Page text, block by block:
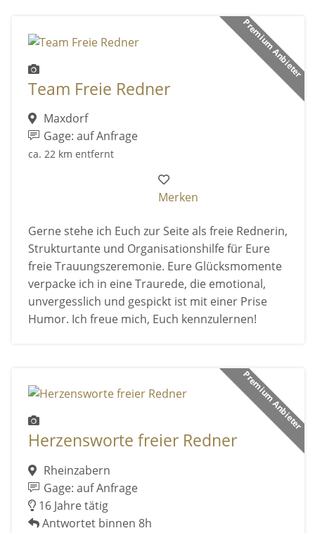
Premium Anbieter
Team Freie Redner
Maxdorf
Gage: auf Anfrage
ca. 22 km entfernt
Merken
Gerne stehe ich Euch zur Seite als freie Rednerin,
Strukturtante und Organisationshilfe für Eure
freie Trauungszeremonie. Eure Glücksmomente
verpacke ich in eine Traurede, die emotional,
unvergesslich und gespickt ist mit einer Prise
Humor. Ich freue mich, Euch kennzulernen!
Premium Anbieter
Herzensworte freier Redner
Rheinzabern
Gage: auf Anfrage
16 Jahre tätig
Antwortet binnen 8h